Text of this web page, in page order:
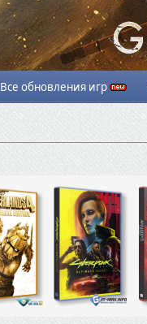
Все обновления игр